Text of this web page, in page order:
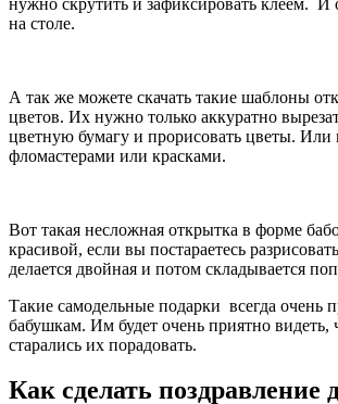
на столе.
А так же можете скачать такие шаблоны
цветов. Их нужно только аккуратно
цветную бумагу и прорисовать цветы. Или
фломастерами или красками.
Вот такая несложная открытка в форме
красивой, если вы постараетесь
делается двойная и потом складывается
Такие самодельные подарки всегда очень
бабушкам. Им будет очень приятно видеть,
старались их порадовать.
Как сделать